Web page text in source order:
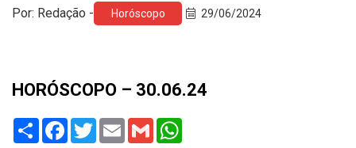
Por: Redação - Horóscopo 29/06/2024
HORÓSCOPO – 30.06.24
Share Facebook
TwitterEmail Gmail